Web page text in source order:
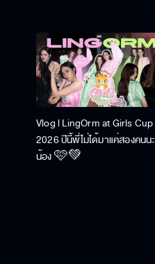
Vlog l LingOrm at Girls Cup
2026 ปีนี้พี่ไม่ได้มาแค่สองคนนะ
น้อง 🩷💚